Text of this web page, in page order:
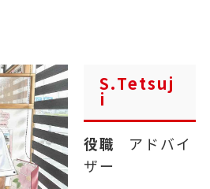
S.Tetsuj
i
役職
アドバイ
ザー